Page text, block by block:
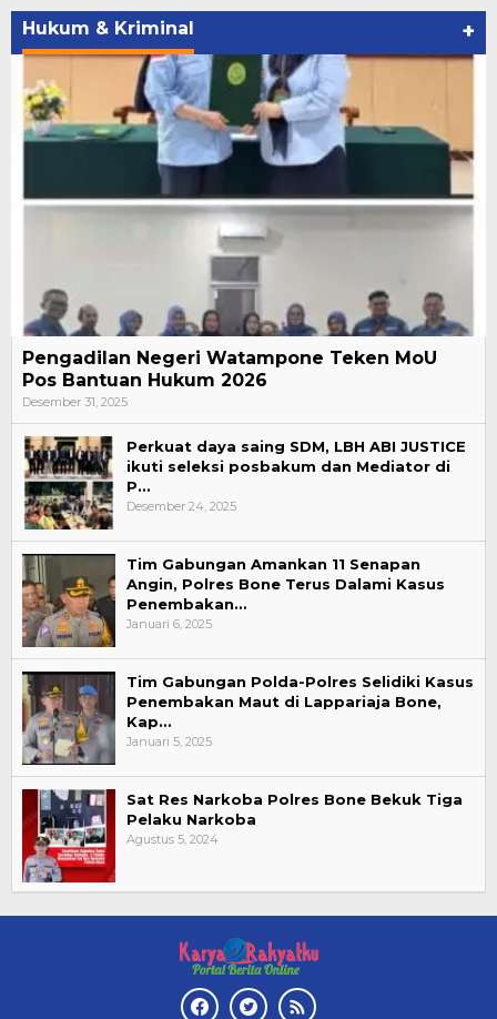
Hukum & Kriminal +
Pengadilan Negeri Watampone Teken MoU
Pos Bantuan Hukum 2026
Desember 31, 2025
Perkuat daya saing SDM, LBH ABI JUSTICE
ikuti seleksi posbakum dan Mediator di
P…
Desember 24, 2025
Tim Gabungan Amankan 11 Senapan
Angin, Polres Bone Terus Dalami Kasus
Penembakan…
Januari 6, 2025
Tim Gabungan Polda-Polres Selidiki Kasus
Penembakan Maut di Lappariaja Bone,
Kap…
Januari 5, 2025
Sat Res Narkoba Polres Bone Bekuk Tiga
Pelaku Narkoba
Agustus 5, 2024